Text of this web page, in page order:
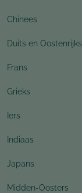
Chinees
Duits en Oostenrijks
Frans
Grieks
Iers
Indiaas
Japans
Midden-Oosters